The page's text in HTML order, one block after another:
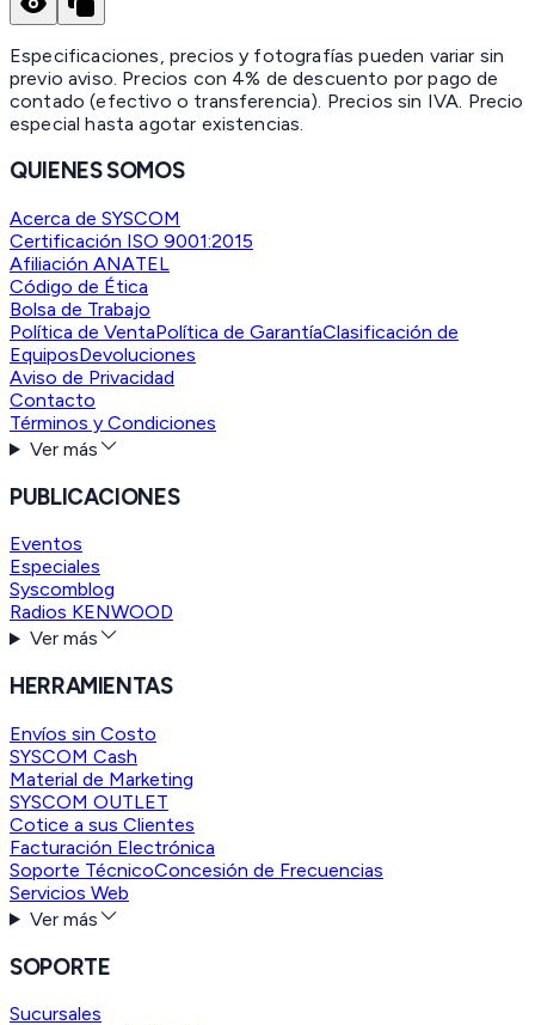
Especificaciones, precios y fotografías pueden variar sin
previo aviso. Precios con 4% de descuento por pago de
contado (efectivo o transferencia). Precios sin IVA. Precio
especial hasta agotar existencias.
QUIENES SOMOS
Acerca de SYSCOM
Certificación ISO 9001:2015
Afiliación ANATEL
Código de Ética
Bolsa de Trabajo
Política de VentaPolítica de GarantíaClasificación de
EquiposDevoluciones
Aviso de Privacidad
Contacto
Términos y Condiciones
Ver más
PUBLICACIONES
Eventos
Especiales
Syscomblog
Radios KENWOOD
Ver más
HERRAMIENTAS
Envíos sin Costo
SYSCOM Cash
Material de Marketing
SYSCOM OUTLET
Cotice a sus Clientes
Facturación Electrónica
Soporte TécnicoConcesión de Frecuencias
Servicios Web
Ver más
SOPORTE
Sucursales